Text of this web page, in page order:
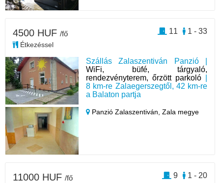
Szállás Zalaszentiván Panzió |
WiFi, büfé, tárgyaló,
rendezvényterem, őrzött parkoló
8 km-re Zalaegerszegtől, 42 km-re
a Balaton partja
Panzió Zalaszentiván,Zala megye
4500 HUF /fő
Étkezéssel
1 - 33
11
11000 HUF /fő 1 - 20
9